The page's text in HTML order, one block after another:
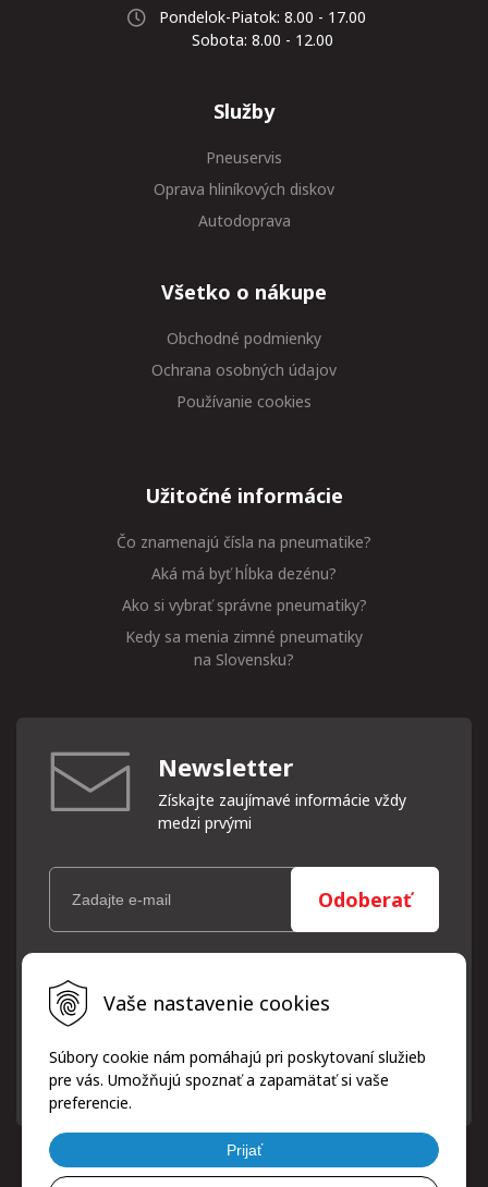
Vaše nastavenie cookies
Súbory cookie nám pomáhajú pri poskytovaní služieb
pre vás. Umožňujú spoznať a zapamätať si vaše
preferencie.
Prijať
Pondelok-Piatok: 8.00 - 17.00
Sobota: 8.00 - 12.00
Služby
Pneuservis
Oprava hliníkových diskov
Autodoprava
Všetko o nákupe
Obchodné podmienky
Ochrana osobných údajov
Používanie cookies
Užitočné informácie
Čo znamenajú čísla na pneumatike?
Aká má byť hĺbka dezénu?
Ako si vybrať správne pneumatiky?
Kedy sa menia zimné pneumatiky
na Slovensku?
Newsletter
Získajte zaujímavé informácie vždy
medzi prvými
Odoberať
Vaše osobné údaje (email) budeme spracovávať len za týmto
účelom v súlade s platnou legislatívou a zásadami ochrany
osobných údajov. Súhlas potvrdíte kliknutím na odkaz, ktorý
písomne, emailom alebo kliknutím na odkaz z ktoréhokoľvek
informačného emailu.